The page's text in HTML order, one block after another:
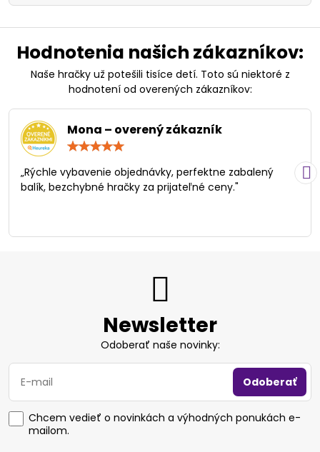
Hodnotenia našich zákazníkov:
Naše hračky už potešili tisíce detí. Toto sú niektoré z
hodnotení od overených zákazníkov:
Mona – overený zákazník
/
5
„Rýchle vybavenie objednávky, perfektne zabalený
balík, bezchybné hračky za prijateľné ceny."
Newsletter
Odoberať naše novinky:
Odoberať
Chcem vedieť o novinkách a výhodných ponukách e-
mailom.